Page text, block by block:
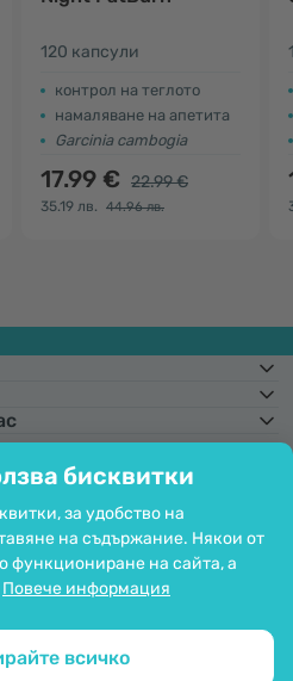
бисквитки
за удобство на
на съдържание. Някои от
функциониране на сайта, а
Повече информация
всичко
120 капсули
контрол на теглото
намаляване на апетита
Garcinia cambogia
17.99 € 22.99 €
35.19 лв. 44.96 лв.
1 € =1,95583 лв.Възможност за
на личните данни чрез SSL
Healthy Group d.o.o.